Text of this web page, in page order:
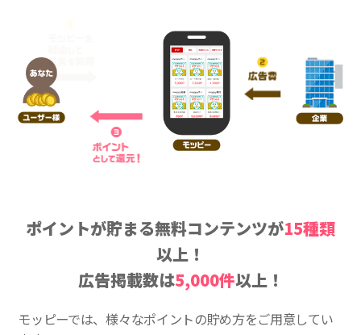
ポイントが貯まる無料コンテンツが15種類
以上！
広告掲載数は5,000件以上！
モッピーでは、様々なポイントの貯め方をご用意してい